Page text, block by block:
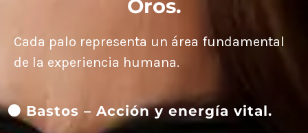
Oros.
Cada palo representa un área fundamental
de la experiencia humana.
🟠 Bastos – Acción y energía vital.